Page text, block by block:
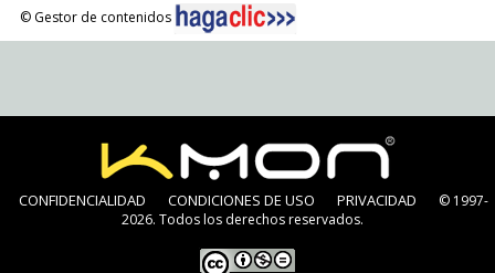
© Gestor de contenidos
CONFIDENCIALIDAD CONDICIONES DE USO PRIVACIDAD
© 1997-
2026. Todos los derechos reservados.